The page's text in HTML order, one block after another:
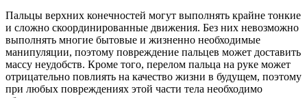
Пальцы верхних конечностей могут выполнять крайне тонкие
и сложно скоординированные движения. Без них невозможно
выполнять многие бытовые и жизненно необходимые
манипуляции, поэтому повреждение пальцев может доставить
массу неудобств. Кроме того, перелом пальца на руке может
отрицательно повлиять на качество жизни в будущем, поэтому
при любых повреждениях этой части тела необходимо